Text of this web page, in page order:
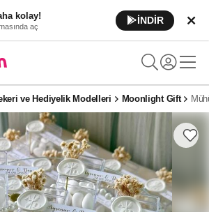
kolay!
aç
İNDİR
ve Hediyelik Modelleri Moonlight Gift